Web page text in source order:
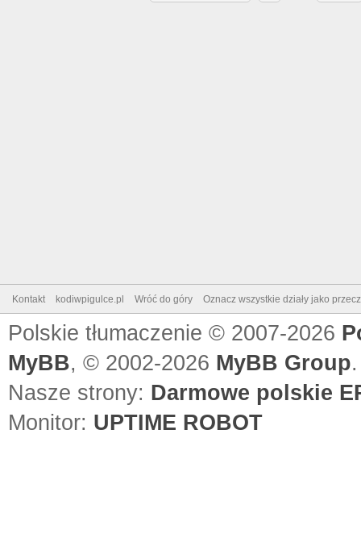
Kontakt kodiwpigulce.pl Wróć do góry Oznacz wszystkie działy jako
Polskie tłumaczenie © 2007-2026
MyBB, © 2002-2026 MyBB Group.
Nasze strony: Darmowe polskie
Monitor: UPTIME ROBOT